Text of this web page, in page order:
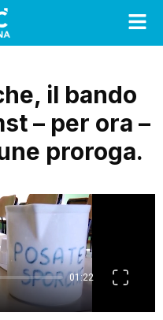
il bando
– per ora –
proroga.